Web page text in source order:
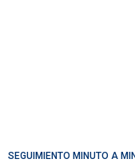
SEGUIMIENTO MINUTO A